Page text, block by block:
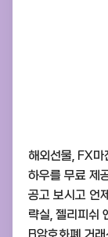
해외선물, FX마
하우를 무료 제
공고 보시고 언
략실, 젤리피쉬